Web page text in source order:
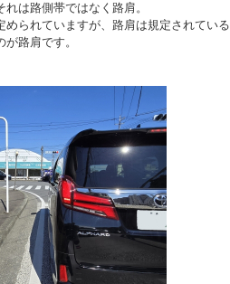
は路側帯ではなく路肩。
められていますが、路肩は規定されてい
路肩です。